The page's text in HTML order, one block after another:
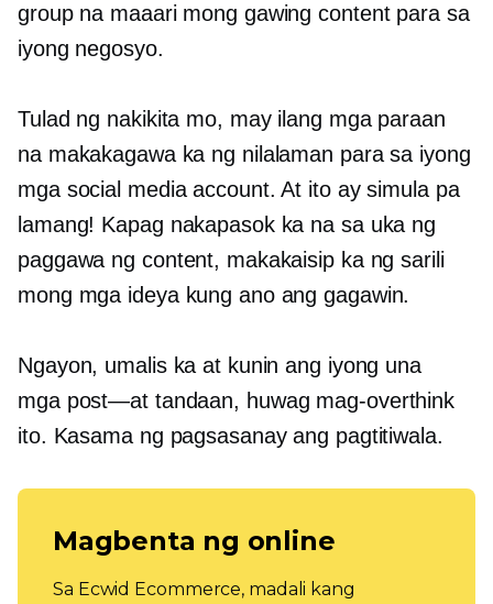
group na maaari mong gawing content para sa
iyong negosyo.
Tulad ng nakikita mo, may ilang mga paraan
na makakagawa ka ng nilalaman para sa iyong
mga social media account. At ito ay simula pa
lamang! Kapag nakapasok ka na sa uka ng
paggawa ng content, makakaisip ka ng sarili
mong mga ideya kung ano ang gagawin.
Ngayon, umalis ka at kunin ang iyong una
mga post—attandaan, huwag mag-overthink
ito. Kasama ng pagsasanay ang pagtitiwala.
Magbenta ng online
Sa Ecwid Ecommerce, madali kang